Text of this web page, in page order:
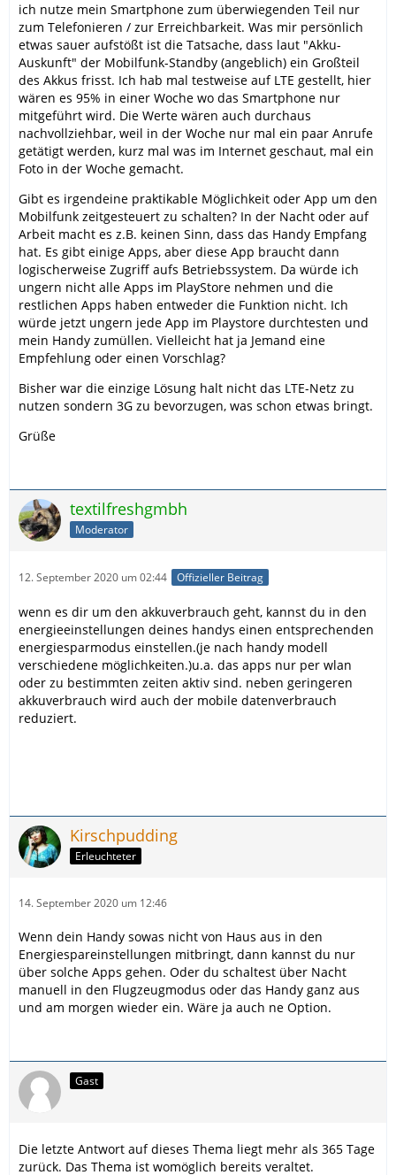
ich nutze mein Smartphone zum überwiegenden Teil nur
zum Telefonieren / zur Erreichbarkeit. Was mir persönlich
etwas sauer aufstößt ist die Tatsache, dass laut "Akku-
Auskunft" der Mobilfunk-Standby (angeblich) ein Großteil
des Akkus frisst. Ich hab mal testweise auf LTE gestellt, hier
wären es 95% in einer Woche wo das Smartphone nur
mitgeführt wird. Die Werte wären auch durchaus
nachvollziehbar, weil in der Woche nur mal ein paar Anrufe
getätigt werden, kurz mal was im Internet geschaut, mal ein
Foto in der Woche gemacht.
Gibt es irgendeine praktikable Möglichkeit oder App um den
Mobilfunk zeitgesteuert zu schalten? In der Nacht oder auf
Arbeit macht es z.B. keinen Sinn, dass das Handy Empfang
hat. Es gibt einige Apps, aber diese App braucht dann
logischerweise Zugriff aufs Betriebssystem. Da würde ich
ungern nicht alle Apps im PlayStore nehmen und die
restlichen Apps haben entweder die Funktion nicht. Ich
würde jetzt ungern jede App im Playstore durchtesten und
mein Handy zumüllen. Vielleicht hat ja Jemand eine
Empfehlung oder einen Vorschlag?
Bisher war die einzige Lösung halt nicht das LTE-Netz zu
nutzen sondern 3G zu bevorzugen, was schon etwas bringt.
Grüße
textilfreshgmbh
Moderator
12. September 2020 um 02:44 Offizieller Beitrag
wenn es dir um den akkuverbrauch geht, kannst du in den
energieeinstellungen deines handys einen entsprechenden
energiesparmodus einstellen.(je nach handy modell
verschiedene möglichkeiten.)u.a. das apps nur per wlan
oder zu bestimmten zeiten aktiv sind. neben geringeren
akkuverbrauch wird auch der mobile datenverbrauch
reduziert.
Kirschpudding
Erleuchteter
14. September 2020 um 12:46
Wenn dein Handy sowas nicht von Haus aus in den
Energiespareinstellungen mitbringt, dann kannst du nur
über solche Apps gehen. Oder du schaltest über Nacht
manuell in den Flugzeugmodus oder das Handy ganz aus
und am morgen wieder ein. Wäre ja auch ne Option.
Gast
Die letzte Antwort auf dieses Thema liegt mehr als 365 Tage
zurück. Das Thema ist womöglich bereits veraltet.